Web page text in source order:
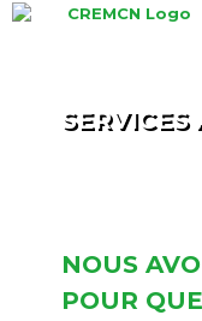
SERVICES
NOUS
POUR